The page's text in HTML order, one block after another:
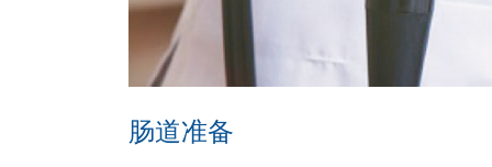
肠道准备